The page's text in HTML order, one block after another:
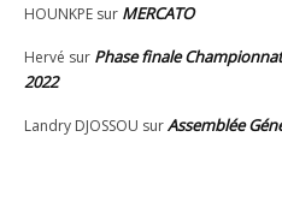
HOUNKPE sur MERCATO
Hervé sur Phase finale
2022
Landry DJOSSOU surAssemblée